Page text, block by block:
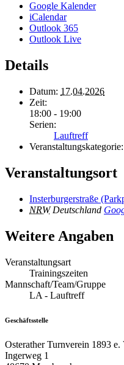
Google Kalender
iCalendar
Outlook 365
Outlook Live
Details
Datum: 17.04.2026
Zeit:
18:00 - 19:00
Serien:
Lauftreff
Veranstaltungskategorie:
Veranstaltungsort
Insterburgerstraße
NRW Deutschland
Weitere Angaben
Veranstaltungsart
Trainingszeiten
Mannschaft/Team/Gruppe
LA - Lauftreff
Geschäftsstelle
Osterather Turnverein 1893 e.
Ingerweg 1